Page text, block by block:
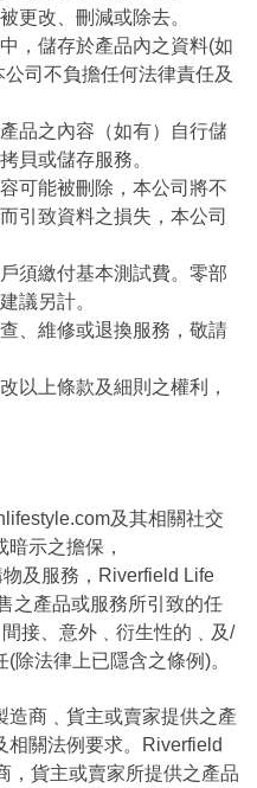
更改、刪減或除去。
，儲存於產品內之資料(如
司不負擔任何法律責任及
品之內容（如有）自行儲
貝或儲存服務。
可能被刪除，本公司將不
引致資料之損失，本公司
須繳付基本測試費。零部
議另計。
、維修或退換服務，敬請
以上條款及細則之權利，
及其相關社交
示之擔保，
及服務，Riverfield Life
之產品或服務所引致的任
接、意外﹑衍生性的﹑及/
除法律上已隱含之條例)。
造商﹑貨主或賣家提供之產
相關法例要求。Riverfield
，貨主或賣家所提供之產品